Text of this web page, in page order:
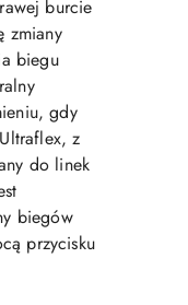
burcie
zmiany
biegu
gdy
z
do linek
biegów
przycisku